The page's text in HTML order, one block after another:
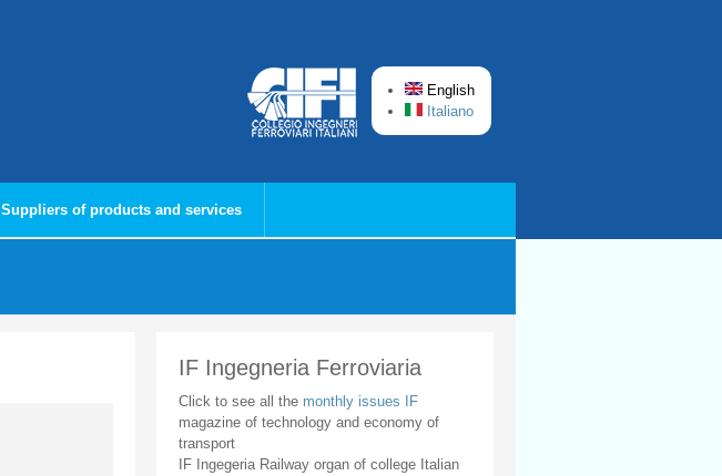
English
Italiano
Suppliers of products and services
IF Ingegneria Ferroviaria
Click to see all the monthly issues IF
magazine of technology and economy of
transport
IF Ingegeria Railway organ of college Italian